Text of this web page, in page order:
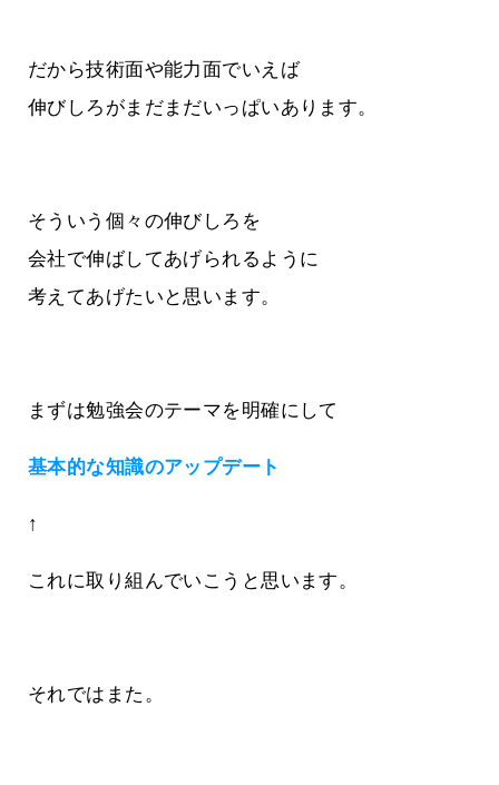
だから技術面や能力面でいえば
伸びしろがまだまだいっぱいあります。
そういう個々の伸びしろを
会社で伸ばしてあげられるように
考えてあげたいと思います。
まずは勉強会のテーマを明確にして
基本的な知識のアップデート
↑
これに取り組んでいこうと思います。
それではまた。